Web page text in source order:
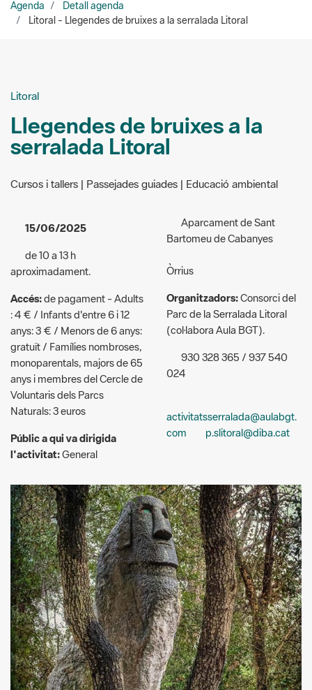
Litoral
Cursos i tallers | Passejades guiades | Educació ambiental
de 10 a 13 h
Accés:de pagament - Adults
anys: 3 € / Menors de 6 anys:
gratuït / Famílies nombroses,
monoparentals, majors de 65
anys i membres del Cercle de
Voluntaris dels Parcs
Naturals: 3 euros
Públic a qui va dirigida
l'activitat:General
Organitzadors: Consorci del
Parc de la Serralada Litoral
(col·labora Aula BGT).
930 328 365 / 937 540
024
com
p.slitoral@diba.cat
© Xavier Rafanell i Jacas
Descripció:
Visitarem el bosc màgic i, durant el trajecte, anirem coneixent